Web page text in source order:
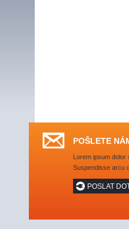
POŠLETE
Lorem ipsum dolor
Suspendisse arcu